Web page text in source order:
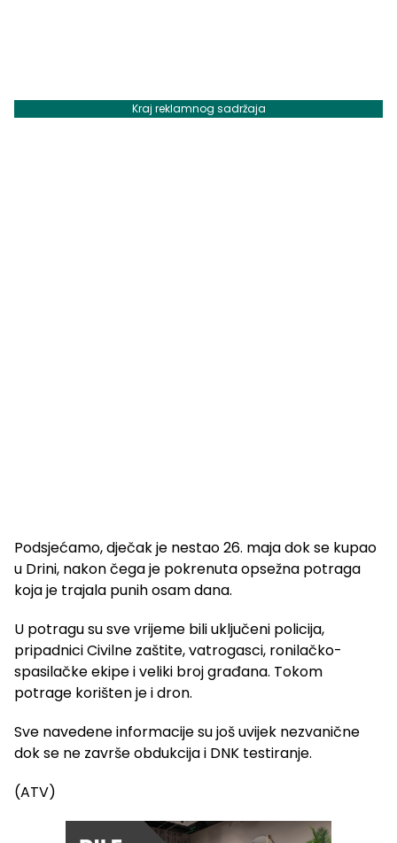
Kraj reklamnog sadržaja
Podsjećamo, dječak je nestao 26. maja dok se kupao
u Drini, nakon čega je pokrenuta opsežna potraga
koja je trajala punih osam dana.
U potragu su sve vrijeme bili uključeni policija,
pripadnici Civilne zaštite, vatrogasci, ronilačko-
spasilačke ekipe i veliki broj građana. Tokom
potrage korišten je i dron.
Sve navedene informacije su još uvijek nezvanične
dok se ne završe obdukcija i DNK testiranje.
(ATV)